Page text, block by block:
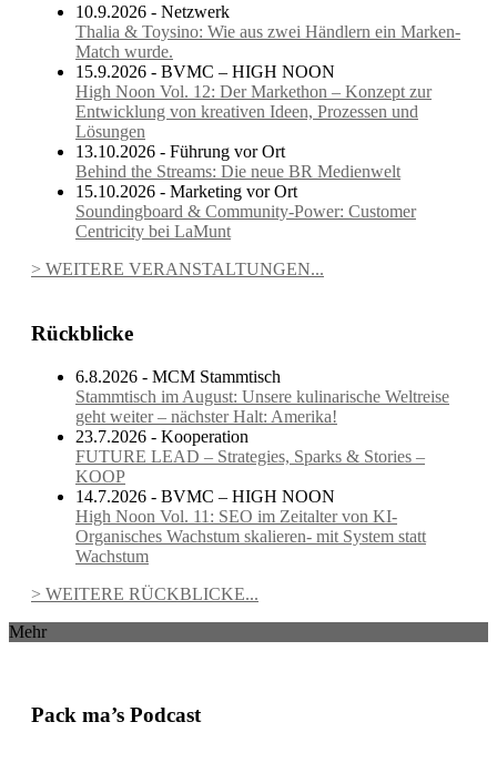
10.9.2026 - Netzwerk
Thalia & Toysino: Wie aus zwei Händlern ein Marken-
Match wurde.
15.9.2026 - BVMC – HIGH NOON
High Noon Vol. 12: Der Markethon – Konzept zur
Entwicklung von kreativen Ideen, Prozessen und
Lösungen
13.10.2026 - Führung vor Ort
Behind the Streams: Die neue BR Medienwelt
15.10.2026 - Marketing vor Ort
Soundingboard & Community-Power: Customer
Centricity bei LaMunt
> WEITERE VERANSTALTUNGEN...
Rückblicke
6.8.2026 - MCM Stammtisch
Stammtisch im August: Unsere kulinarische Weltreise
geht weiter – nächster Halt: Amerika!
23.7.2026 - Kooperation
FUTURE LEAD – Strategies, Sparks & Stories –
KOOP
14.7.2026 - BVMC – HIGH NOON
High Noon Vol. 11: SEO im Zeitalter von KI-
Organisches Wachstum skalieren- mit System statt
Wachstum
> WEITERE RÜCKBLICKE...
Mehr
Pack ma’s Podcast